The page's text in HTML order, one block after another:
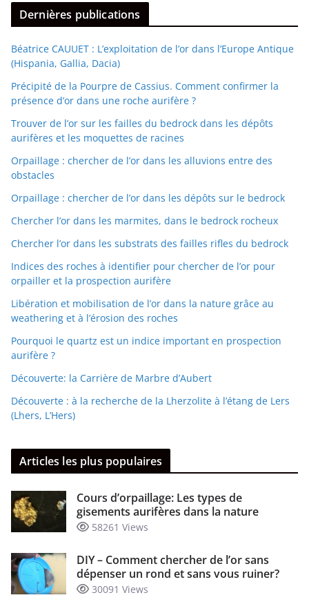
Dernières publications
Béatrice CAUUET : L’exploitation de l’or dans l’Europe Antique
(Hispania, Gallia, Dacia)
Précipité de la Pourpre de Cassius. Comment confirmer la
présence d’or dans une roche aurifère ?
Trouver de l’or sur les failles du bedrock dans les dépôts
aurifères et les moquettes de racines
Orpaillage : chercher de l’or dans les alluvions entre des
obstacles
Orpaillage : chercher de l’or dans les dépôts sur le bedrock
Chercher l’or dans les marmites, dans le bedrock rocheux
Chercher l’or dans les substrats des failles rifles du bedrock
Indices des roches à identifier pour chercher de l’or pour
orpailler et la prospection aurifère
Libération et mobilisation de l’or dans la nature grâce au
weathering et à l’érosion des roches
Pourquoi le quartz est un indice important en prospection
aurifère ?
Découverte: la Carrière de Marbre d’Aubert
Découverte : à la recherche de la Lherzolite à l’étang de Lers
(Lhers, L’Hers)
Articles les plus populaires
Cours d’orpaillage: Les types de
gisements aurifères dans la nature
58261 Views
DIY – Comment chercher de l’or sans
dépenser un rond et sans vous ruiner?
30091 Views